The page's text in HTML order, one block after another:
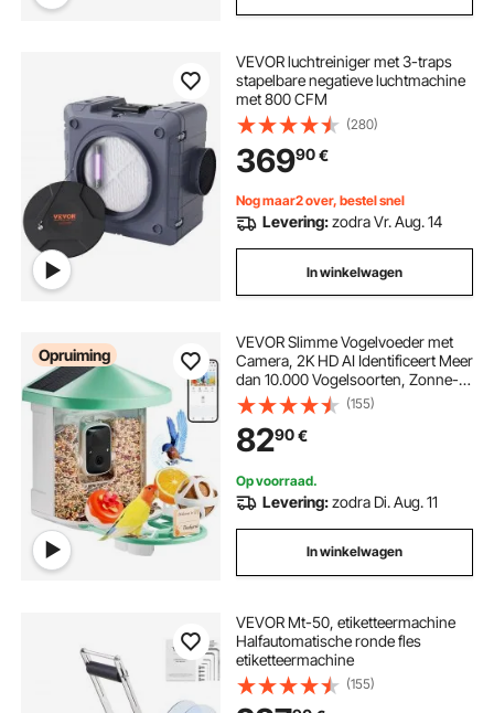
VEVOR luchtreiniger met 3-traps
stapelbare negatieve luchtmachine
met 800 CFM
(280)
36990€
Nog maar2 over, bestel snel
Levering:zodra Vr. Aug. 14
In winkelwagen
Opruiming
VEVOR Slimme Vogelvoeder met
Camera, 2K HD AI Identificeert Meer
dan 10.000 Vogelsoorten, Zonne-
aangedreven
Vogelobservatiecamera met
Automatische Opname en Directe
Melding, Draadloos Buitencadeau
voor Vogelliefhebbers (2
Zonnepanelen)
(155)
8290€
Op voorraad.
Levering:zodra Di. Aug. 11
In winkelwagen
VEVOR Mt-50, etiketteermachine
Halfautomatische ronde fles
etiketteermachine
(155)